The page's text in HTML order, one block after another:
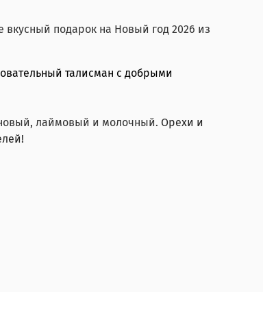
подарок на Новый год 2026 из
талисман с добрыми
лаймовый и молочный. Орехи и